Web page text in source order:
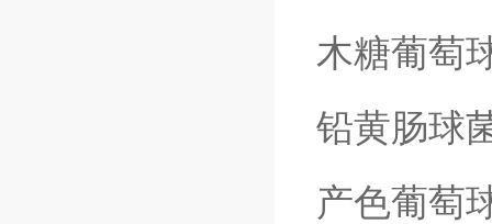
木糖葡萄
铅黄肠球
产色葡萄